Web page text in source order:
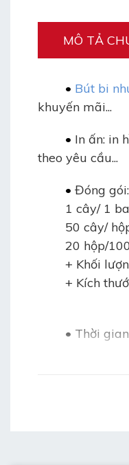
MÔ TẢ
• Bút bi
khuyến mãi...
• In ấn: in
theo yêu cầu...
• Đóng gói:
1 cây/ 1
50 cây/
20 hộp/
+ Khối
+ Kích
• Thời
Bảo